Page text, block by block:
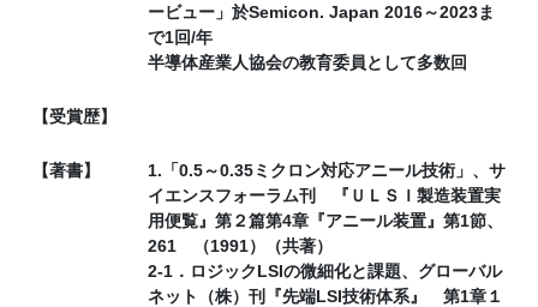
ービュー」於Semicon. Japan 2016～2023ま
で1回/年
半導体産業人協会の教育委員として多数回
【受賞歴】
【著書】
1.「0.5～0.35ミクロン対応アニール技術」、サ
イエンスフォーラム刊 『ＵＬＳＩ製造装置実
用便覧』第２篇第4章『アニール装置』第1節、
261 （1991）（共著）
2‐1．ロジックLSIの微細化と課題、グローバル
ネット（株）刊『先端LSI技術体系』 第1章１